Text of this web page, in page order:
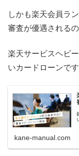
しかも楽天会員ラ
審査が優遇されるの
楽天サービスヘビ
いカードローンです
い…」
kane-manual.com